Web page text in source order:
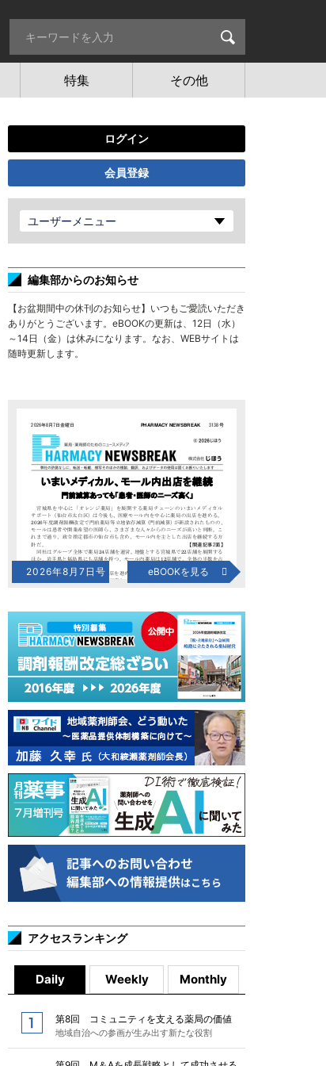
特集 その他
ログイン
会員登録
ユーザーメニュー
編集部からのお知らせ
【お盆期間中の休刊のお知らせ】いつもご愛読いただき
ありがとうございます。eBOOKの更新は、12日（水）
～14日（金）は休みになります。なお、WEBサイトは
随時更新します。
2026年8月7日号 eBOOKを見る
アクセスランキング
Daily Weekly Monthly
第8回 コミュニティを支える薬局の価値
地域自治への参画が生み出す新たな役割